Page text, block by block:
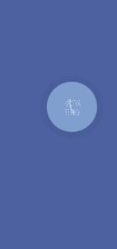
КНОПКА
ЗВ'ЯЗКУ